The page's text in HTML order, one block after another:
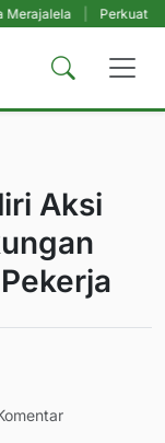
| Perkuat Komitmen
Aksi